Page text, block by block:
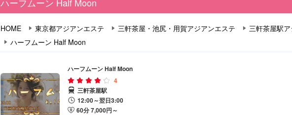
HOME 東京都アジアンエステ 三軒茶屋・池尻・用賀アジアンエステ
三軒茶屋駅
ハーフムーン Half Moon
ハーフムーン Half Moon
4
三軒茶屋駅
12:00～翌日3:00
60分 7,000円～